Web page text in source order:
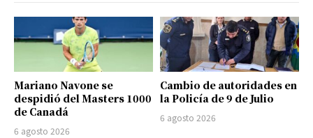
Mariano Navone se
despidió del Masters 1000
de Canadá
6 agosto 2026
Cambio de autoridades en
la Policía de 9 de Julio
6 agosto 2026